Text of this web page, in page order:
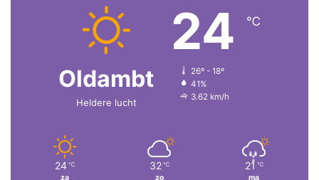
Oldambt
Heldere lucht
24 ℃
26º - 18º
41%
3.62 km/h
24 ℃
za
32 ℃
zo
21 ℃
ma